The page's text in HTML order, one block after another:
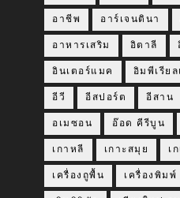
อาชีพ อาร์เจนตินา
อาหารเสริม อิตาลี
อินเตอร์แมค อิมพีเรียล
อีวี อีสปอร์ต อีสาน
อเมซอน อ๊อด คีรีบูน
เกาหลี เกาะสมุย เ
เครื่องถูพื้น เครื่องพิมพ์